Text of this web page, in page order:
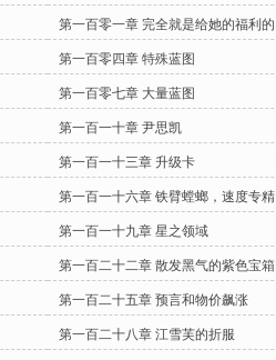
第一百零一章 完全就是给她的福利的
第一百零四章 特殊蓝图
第一百零七章 大量蓝图
第一百一十章 尹思凯
第一百一十三章 升级卡
第一百一十六章 铁臂螳螂，速度专精
第一百一十九章 星之领域
第一百二十二章 散发黑气的紫色宝箱
第一百二十五章 预言和物价飙涨
第一百二十八章 江雪芙的折服